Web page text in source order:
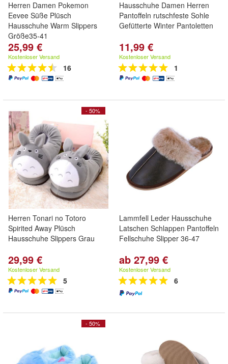
Herren Damen Pokemon
Eevee Süße Plüsch
Hausschuhe Warm Slippers
Größe35-41
25,99 €
Kostenloser Versand
16
Hausschuhe Damen Herren
Pantoffeln rutschfeste Sohle
Gefütterte Winter Pantoletten
11,99 €
Kostenloser Versand
1
- 50%
Herren Tonari no Totoro
Spirited Away Plüsch
Hausschuhe Slippers Grau
29,99 €
Kostenloser Versand
5
Lammfell Leder Hausschuhe
Latschen Schlappen Pantoffeln
Fellschuhe Slipper 36-47
ab 27,99 €
Kostenloser Versand
6
- 50%